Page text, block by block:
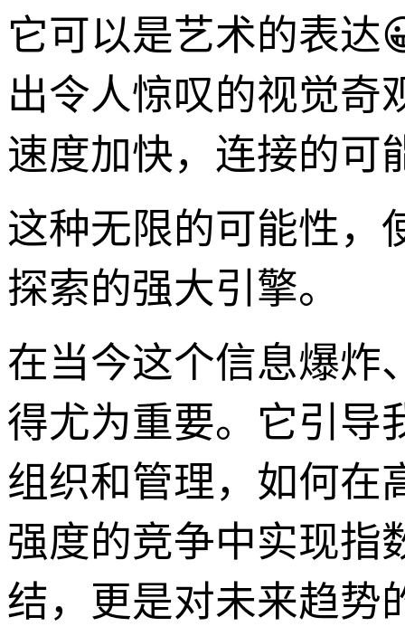
它可以是艺术的表达
出令人惊叹的视觉奇
速度加快，连接的可
这种无限的可能性，
探索的强大引擎。
在当今这个信息爆炸
得尤为重要。它引导
组织和管理，如何在
强度的竞争中实现指
结，更是对未来趋势